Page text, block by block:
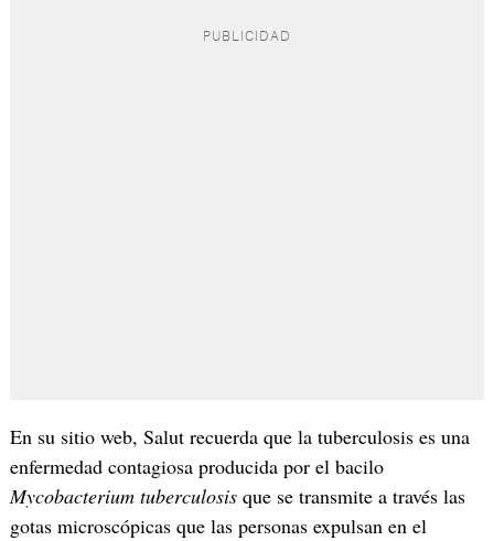
En su sitio web, Salut recuerda que la tuberculosis es una
enfermedad contagiosa producida por el bacilo
Mycobacterium tuberculosisque se transmite a través las
gotas microscópicas que las personas expulsan en el